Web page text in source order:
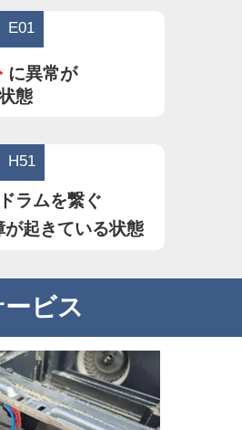
E01
に異常が
態
H51
ラムを繋ぐ
が起きている状態
ビス